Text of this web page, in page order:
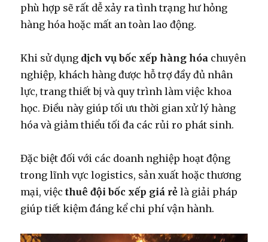
phù hợp sẽ rất dễ xảy ra tình trạng hư hỏng
hàng hóa hoặc mất an toàn lao động.
Khi sử dụng dịch vụ bốc xếp hàng hóa chuyên
nghiệp, khách hàng được hỗ trợ đầy đủ nhân
lực, trang thiết bị và quy trình làm việc khoa
học. Điều này giúp tối ưu thời gian xử lý hàng
hóa và giảm thiểu tối đa các rủi ro phát sinh.
Đặc biệt đối với các doanh nghiệp hoạt động
trong lĩnh vực logistics, sản xuất hoặc thương
mại, việcthuê đội bốc xếp giá rẻ là giải pháp
giúp tiết kiệm đáng kể chi phí vận hành.